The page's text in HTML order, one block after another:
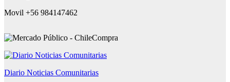
Movil +56 984147462
Diario Noticias Comunitarias